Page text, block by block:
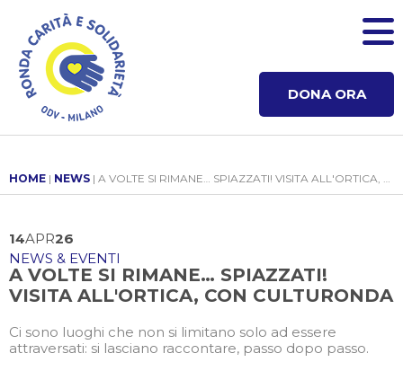
DONA ORA
HOME | NEWS | A VOLTE SI RIMANE… SPIAZZATI! VISITA ALL'ORTICA, CON CULTURONDA
14APR26
NEWS & EVENTI
A VOLTE SI RIMANE… SPIAZZATI!
VISITA ALL'ORTICA, CON CULTURONDA
Ci sono luoghi che non si limitano solo ad essere
attraversati: si lasciano raccontare, passo dopo passo.